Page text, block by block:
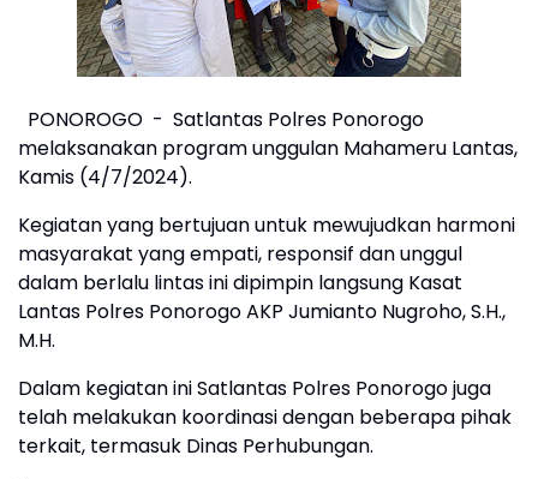
PONOROGO - Satlantas Polres Ponorogo
melaksanakan program unggulan Mahameru Lantas,
Kamis (4/7/2024).
Kegiatan yang bertujuan untuk mewujudkan harmoni
masyarakat yang empati, responsif dan unggul
dalam berlalu lintas ini dipimpin langsung Kasat
Lantas Polres Ponorogo AKP Jumianto Nugroho, S.H.,
M.H.
Dalam kegiatan ini Satlantas Polres Ponorogo juga
telah melakukan koordinasi dengan beberapa pihak
terkait, termasuk Dinas Perhubungan.